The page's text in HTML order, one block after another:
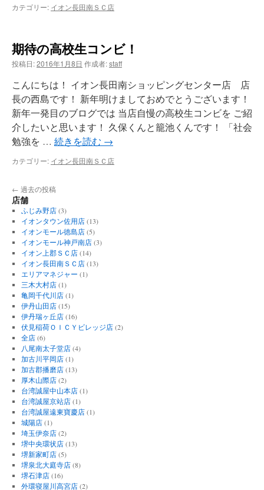
カテゴリー: イオン長田南ＳＣ店
期待の高校生コンビ！
投稿日:2016年1月8日 作成者:staff
こんにちは！ イオン長田南ショッピングセンター店 店
長の西島です！ 新年明けましておめでとうございます！
新年一発目のブログでは 当店自慢の高校生コンビを ご紹
介したいと思います！ 久保くんと籠池くんです！ 「社会
勉強を … 続きを読む →
カテゴリー: イオン長田南ＳＣ店
← 過去の投稿
店舗
ふじみ野店(3)
イオンタウン佐用店(13)
イオンモール徳島店(5)
イオンモール神戸南店(3)
イオン上郡ＳＣ店(14)
イオン長田南ＳＣ店(13)
エリアマネジャー (1)
三木大村店(1)
亀岡千代川店(1)
伊丹山田店(15)
伊丹瑞ヶ丘店(16)
伏見稲荷ＯＩＣＹビレッジ店(2)
全店(6)
八尾南太子堂店(4)
加古川平岡店(1)
加古郡播磨店(13)
厚木山際店(2)
台湾誠屋中山本店(1)
台湾誠屋京站店(1)
台湾誠屋遠東寶慶店(1)
城陽店(1)
埼玉伊奈店(2)
堺中央環状店(13)
堺新家町店(5)
堺泉北大庭寺店(8)
堺石津店(16)
外環寝屋川高宮店(2)